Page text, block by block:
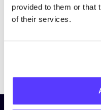
provided to them or that
of their services.